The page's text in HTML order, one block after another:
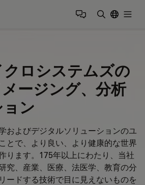
ロシステムズの
ージング、分析
ン
およびデジタルソリューションのユ
とで、より良い、より健康的な世界
ります。175年以上にわたり、当社
究、産業、医療、法医学、教育の分
ードする技術で目に見えないものを